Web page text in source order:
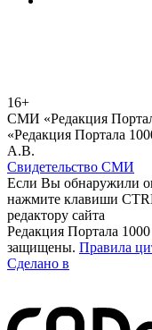
16+
СМИ «Редакция
«Редакция Портала
А.В.
Свидетельство СМИ
Если Вы обнаружили
нажмите клавиши
редактору сайта
Редакция Портала
защищены. Правила
Сделано в